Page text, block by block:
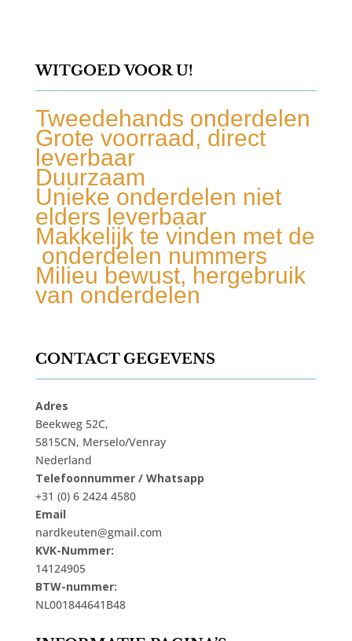
WITGOED VOOR U!
Tweedehands onderdelen
Grote voorraad, direct
leverbaar
Duurzaam
Unieke onderdelen niet
elders leverbaar
Makkelijk te vinden met de
onderdelen nummers
Milieu bewust, hergebruik
van onderdelen
CONTACT GEGEVENS
Adres
Beekweg 52C,
5815CN, Merselo/Venray
Nederland
Telefoonnummer / Whatsapp
+31 (0) 6 2424 4580
Email
nardkeuten@gmail.com
KVK-Nummer:
14124905
BTW-nummer:
NL001844641B48